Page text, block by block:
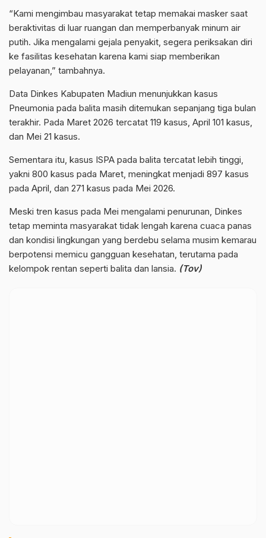
“Kami mengimbau masyarakat tetap memakai masker saat
beraktivitas di luar ruangan dan memperbanyak minum air
putih. Jika mengalami gejala penyakit, segera periksakan diri
ke fasilitas kesehatan karena kami siap memberikan
pelayanan,” tambahnya.
Data Dinkes Kabupaten Madiun menunjukkan kasus
Pneumonia pada balita masih ditemukan sepanjang tiga bulan
terakhir. Pada Maret 2026 tercatat 119 kasus, April 101 kasus,
dan Mei 21 kasus.
Sementara itu, kasus ISPA pada balita tercatat lebih tinggi,
yakni 800 kasus pada Maret, meningkat menjadi 897 kasus
pada April, dan 271 kasus pada Mei 2026.
Meski tren kasus pada Mei mengalami penurunan, Dinkes
tetap meminta masyarakat tidak lengah karena cuaca panas
dan kondisi lingkungan yang berdebu selama musim kemarau
berpotensi memicu gangguan kesehatan, terutama pada
kelompok rentan seperti balita dan lansia. (Tov)